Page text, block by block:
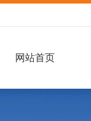
网站首页